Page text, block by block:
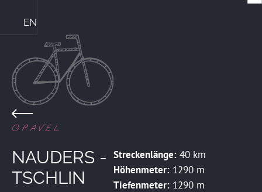
EN
GRAVEL
NAUDERS -
TSCHLIN
Streckenlänge:40 km
Höhenmeter:1290 m
Tiefenmeter:1290 m